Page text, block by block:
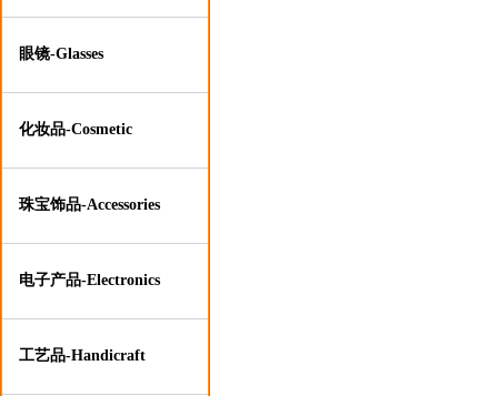
眼镜-Glasses
化妆品-Cosmetic
珠宝饰品-Accessories
电子产品-Electronics
工艺品-Handicraft